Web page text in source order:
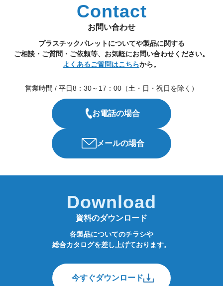
Contact
お問い合わせ
プラスチックパレットについてや製品に関する
ご相談・ご質問・ご依頼等、お気軽にお問い合わせください。
よくあるご質問はこちらから。
営業時間 / 平日8：30～17：00（土・日・祝日を除く）
お電話の場合
メールの場合
Download
資料のダウンロード
各製品についてのチラシや
総合カタログを差し上げております。
今すぐダウンロード